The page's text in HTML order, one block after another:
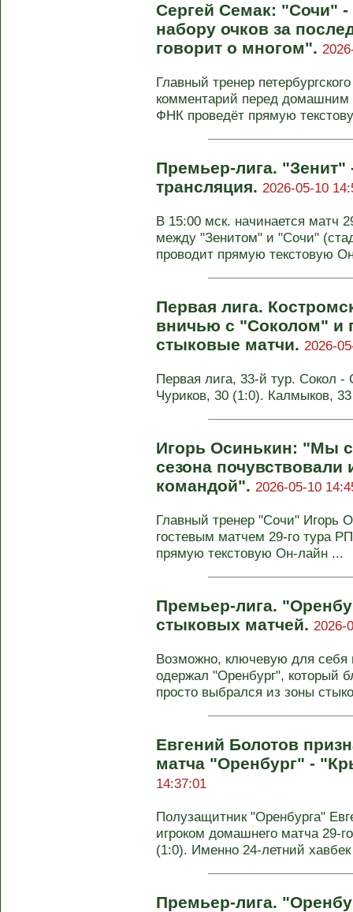
Сергей Семак: "Сочи"
набору очков за
говорит о многом".
Главный тренер
комментарий перед
ФНК проведёт прямую
Премьер-лига.
трансляция. 2026-05-10
В 15:00 мск. начинается матч
между "Зенитом" и "Сочи"
проводит прямую текстовую
Первая лига.
вничью с "Соколом" и
стыковые матчи. 2026-
Первая лига, 33-й тур. Сокол
Чуриков, 30 (1:0). Калмыков,
Игорь Осинькин: "Мы
сезона почувствовали
командой". 2026-05-10
Главный тренер "Сочи" Игорь
гостевым матчем 29-го тура
прямую текстовую Он-лайн ...
Премьер-лига.
стыковых матчей. 2026-
Возможно, ключевую для
одержал "Оренбург", который
просто выбрался из зоны
Евгений Болотов
матча "Оренбург" -
14:37:01
Полузащитник "Оренбурга"
игроком домашнего матча 29-
(1:0). Именно 24-летний
Премьер-лига.